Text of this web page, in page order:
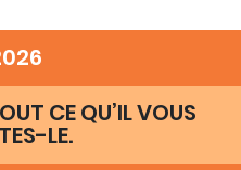
CE QU’IL VOUS
LE.